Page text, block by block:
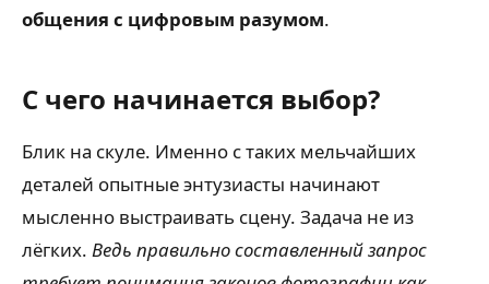
общения с цифровым разумом.
С чего начинается выбор?
Блик на скуле. Именно с таких мельчайших
деталей опытные энтузиасты начинают
мысленно выстраивать сцену. Задача не из
лёгких. Ведь правильно составленный запрос